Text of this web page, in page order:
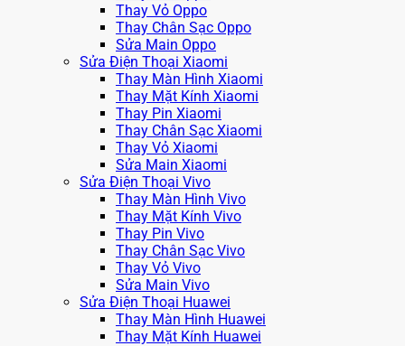
Thay Vỏ Oppo
Thay Chân Sạc Oppo
Sửa Main Oppo
Sửa Điện Thoại Xiaomi
Thay Màn Hình Xiaomi
Thay Mặt Kính Xiaomi
Thay Pin Xiaomi
Thay Chân Sạc Xiaomi
Thay Vỏ Xiaomi
Sửa Main Xiaomi
Sửa Điện Thoại Vivo
Thay Màn Hình Vivo
Thay Mặt Kính Vivo
Thay Pin Vivo
Thay Chân Sạc Vivo
Thay Vỏ Vivo
Sửa Main Vivo
Sửa Điện Thoại Huawei
Thay Màn Hình Huawei
Thay Mặt Kính Huawei